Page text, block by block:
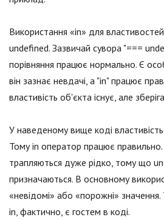
Використання «in» для властивостей,
undefined. Зазвичай сувора "===
порівняння працює нормально. Є
він зазнає невдачі, а "in" працює
властивість об'єкта існує, але
У наведеному вище коді
Тому in оператор працює правильно.
трапляються дуже рідко, тому що
призначаються. В основному
«невідомі» або «порожні»
in, фактично, є гостем в коді.